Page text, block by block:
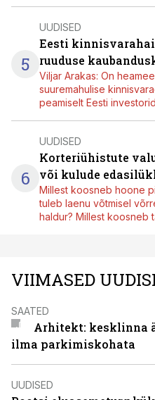
5
UUDISED
Eesti
ruuduse
Viljar Arakas: On
suuremahulise
peamiselt Eesti investorid
6
UUDISED
Korteriühistute
või kulude
Millest koosneb hoone
tuleb laenu võtmisel
haldur? Millest koosneb
VIIMASED
SAATED
Arhitekt: kesklinna
ilma parkimiskohata
UUDISED